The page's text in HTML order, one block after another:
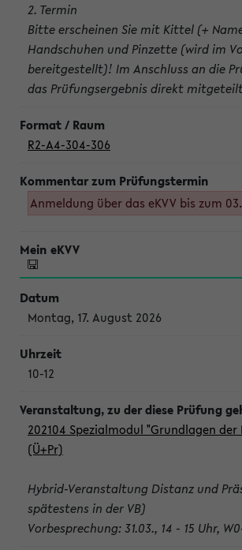
2. Termin
Bitte erscheinen Sie mit Kittel (+
Handschuhen und Pinzette (wird im
bereitgestellt)! Im Anschluss an die
das Prüfungsergebnis direkt
R2-A4-304-306
Anmeldung über das eKVV bis zum
Montag, 17. August 2026
10-12
202104 Spezialmodul "Grundlagen
(Ü+Pr)
Hybrid-Veranstaltung Distanz und
spätestens in der VB)
Vorbesprechung: 31.03., 14 - 15 Uhr,